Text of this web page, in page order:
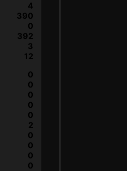
4
390
0
392
3
12
0
0
0
0
0
2
0
0
0
0